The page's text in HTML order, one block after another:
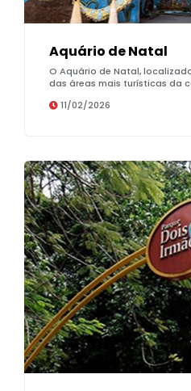
Aquário de Natal
O Aquário de Natal,
das áreas mais turísticas da
11/02/2026